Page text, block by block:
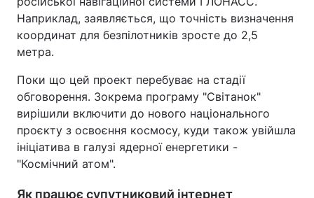
Наприклад, заявляється, що точність визначення
координат для безпілотників зросте до 2,5
метра.
Поки що цей проект перебуває на стадії
обговорення. Зокрема програму "Світанок"
вирішили включити до нового національного
проєкту з освоєння космосу, куди також увійшла
ініціатива в галузі ядерної енергетики -
"Космічний атом".
Як працює супутниковий інтернет